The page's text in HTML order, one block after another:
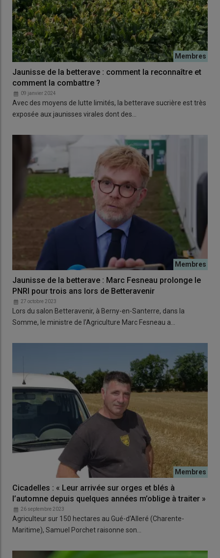
Jaunisse de la betterave : comment la reconnaître et
comment la combattre ?
09 janvier 2024
Avec des moyens de lutte limités, la betterave sucrière est très
exposée aux jaunisses virales dont des…
Jaunisse de la betterave : Marc Fesneau prolonge le
PNRI pour trois ans lors de Betteravenir
27 octobre 2023
Lors du salon Betteravenir, à Berny-en-Santerre, dans la
Somme, le ministre de l’Agriculture Marc Fesneau a…
Cicadelles : « Leur arrivée sur orges et blés à
l’automne depuis quelques années m’oblige à traiter »
26 septembre 2023
Agriculteur sur 150 hectares au Gué-d’Alleré (Charente-
Maritime), Samuel Porchet raisonne son…